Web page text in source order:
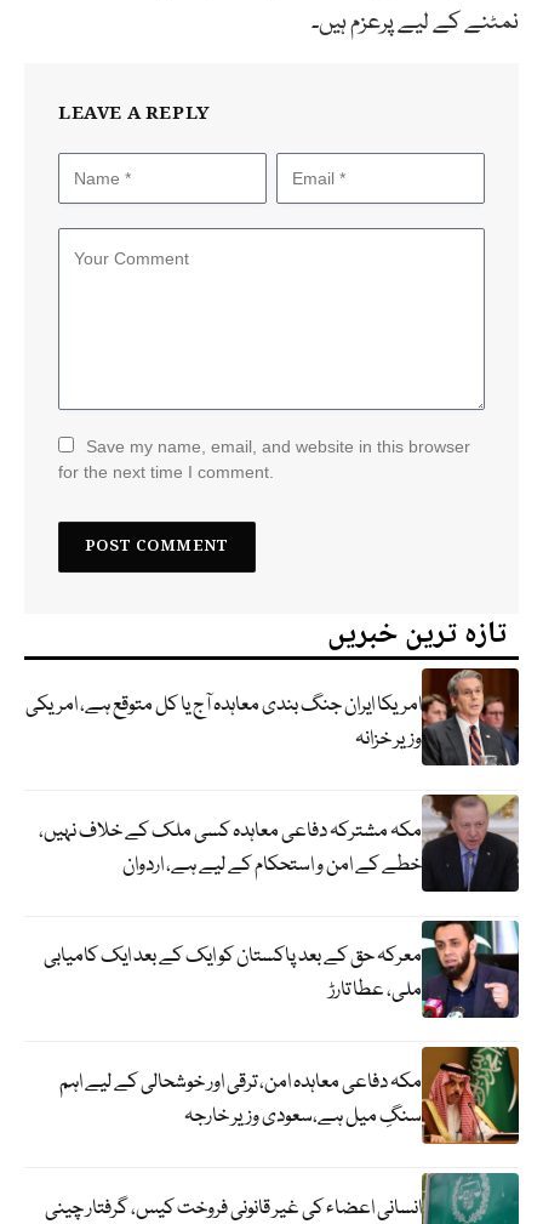
نمٹنے کے لیے پرعزم ہیں۔
LEAVE A REPLY
Save my name, email, and website in this browser
for the next time I comment.
تازہ ترین خبریں
امریکا ایران جنگ بندی معاہدہ آج یا کل متوقع ہے، امریکی
وزیر خزانہ
مکہ مشترکہ دفاعی معاہدہ کسی ملک کے خلاف نہیں،
خطے کے امن و استحکام کے لیے ہے، اردوان
معرکہ حق کے بعد پاکستان کو ایک کے بعد ایک کامیابی
ملی، عطا تارڑ
مکہ دفاعی معاہدہ امن، ترقی اور خوشحالی کے لیے اہم
سنگِ میل ہے،سعودی وزیر خارجہ
انسانی اعضاء کی غیر قانونی فروخت کیس، گرفتار چینی